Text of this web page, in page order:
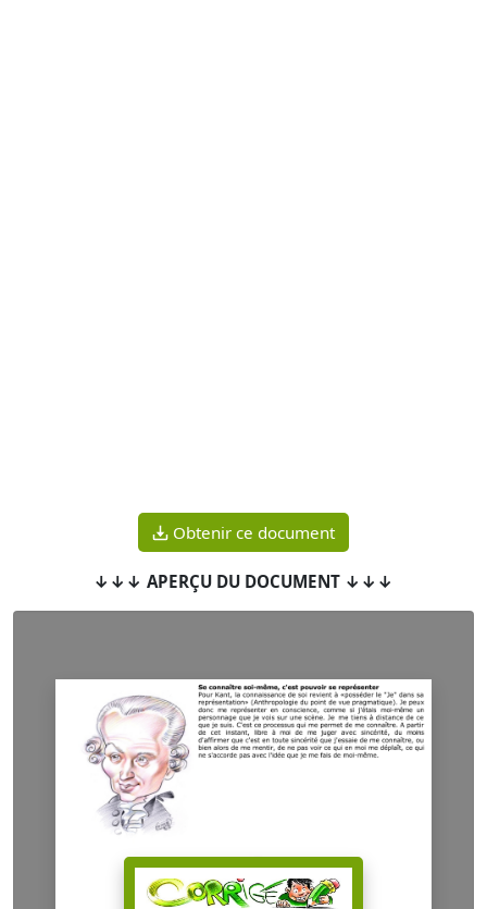
Obtenir ce document
↓↓↓ APERÇU DU DOCUMENT ↓↓↓